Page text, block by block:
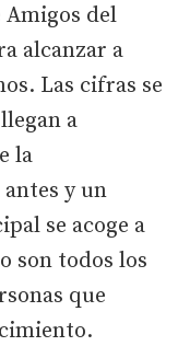
Amigos del
alcanzar a
Las cifras se
a
la
y un
se acoge a
son todos los
que